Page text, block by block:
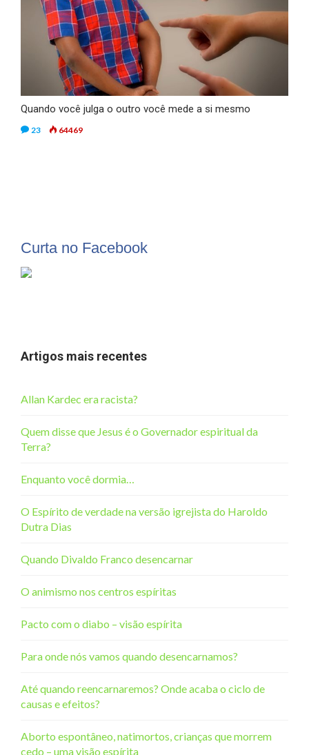
Quando você julga o outro você mede a si mesmo
23 64469
Curta no Facebook
Artigos mais recentes
Allan Kardec era racista?
Quem disse que Jesus é o Governador espiritual da
Terra?
Enquanto você dormia…
O Espírito de verdade na versão igrejista do Haroldo
Dutra Dias
Quando Divaldo Franco desencarnar
O animismo nos centros espíritas
Pacto com o diabo – visão espírita
Para onde nós vamos quando desencarnamos?
Até quando reencarnaremos? Onde acaba o ciclo de
causas e efeitos?
Aborto espontâneo, natimortos, crianças que morrem
cedo – uma visão espírita